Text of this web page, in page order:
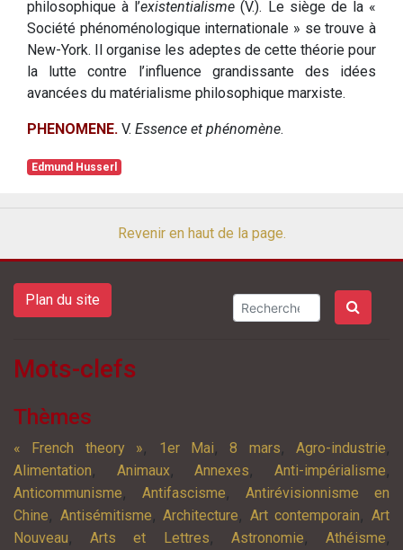
philosophique à l’existentialisme (V.). Le siège de la «
Société phénoménologique internationale » se trouve à
New-York. Il organise les adeptes de cette théorie pour
la lutte contre l’influence grandissante des idées
avancées du matérialisme philosophique marxiste.
PHENOMENE. V. Essence et phénomène.
Edmund Husserl
Revenir en haut de la page.
Plan du site
Mots-clefs
Thèmes
« French theory », 1er Mai,8 mars, Agro-industrie,
Alimentation, Animaux,Annexes,Anti-impérialisme,
Anticommunisme, Antifascisme, Antirévisionnisme en
Chine, Antisémitisme,Architecture, Art contemporain,Art
Nouveau,Arts et Lettres, Astronomie,Athéisme,